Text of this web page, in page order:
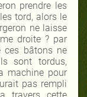
prendre les
tord, alors le
ne laisse
droite ? par
ces bâtons ne
sont tordus,
machine pour
pas rempli
travers cette